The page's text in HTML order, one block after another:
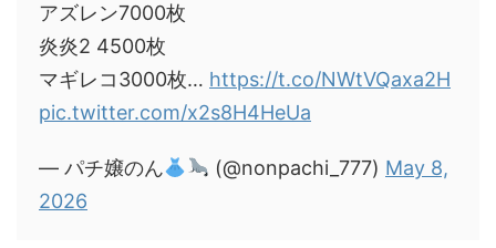
アズレン7000枚
炎炎2 4500枚
マギレコ3000枚… https://t.co/NWtVQaxa2H
pic.twitter.com/x2s8H4HeUa
— パチ嬢のん (@nonpachi_777) May 8,
2026